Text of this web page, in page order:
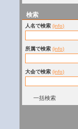
検索
人名で検索 (info)
所属で検索 (info)
大会で検索 (info)
一括検索